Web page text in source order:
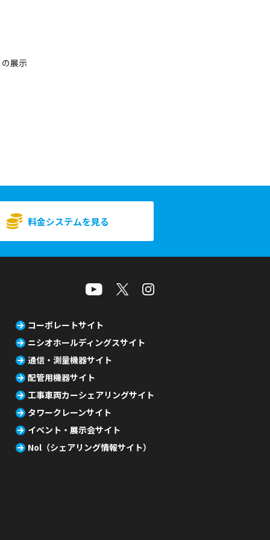
展示
料金システムを見る
コーポレートサイト
ニシオホールディングスサイト
通信・測量機器サイト
配管用機器サイト
工事車両カーシェアリングサイト
タワークレーンサイト
イベント・展示会サイト
Nol（シェアリング情報サイト）